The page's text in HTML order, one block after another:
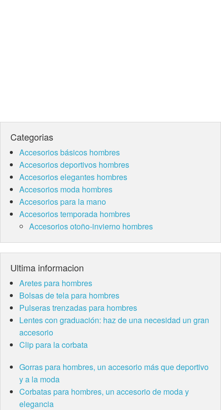
Categorias
Accesorios básicos hombres
Accesorios deportivos hombres
Accesorios elegantes hombres
Accesorios moda hombres
Accesorios para la mano
Accesorios temporada hombres
Accesorios otoño-invierno hombres
Ultima informacion
Aretes para hombres
Bolsas de tela para hombres
Pulseras trenzadas para hombres
Lentes con graduación: haz de una necesidad un gran
accesorio
Clip para la corbata
Gorras para hombres, un accesorio más que deportivo
y a la moda
Corbatas para hombres, un accesorio de moda y
elegancia